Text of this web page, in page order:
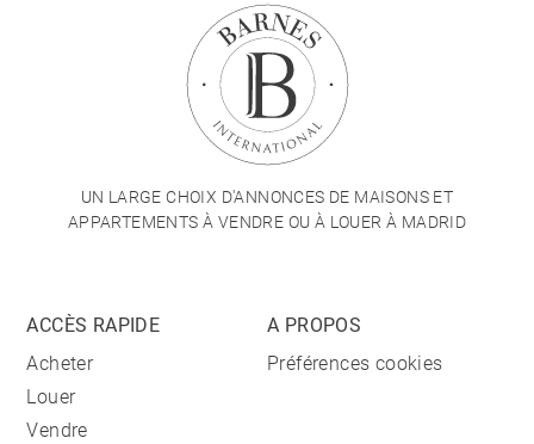
UN LARGE CHOIX D'ANNONCES DE MAISONS ET
APPARTEMENTS À VENDRE OU À LOUER À MADRID
ACCÈS RAPIDE
Acheter
Louer
Vendre
A PROPOS
Préférences cookies